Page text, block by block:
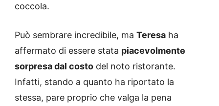
coccola.
Può sembrare incredibile, ma Teresa ha
affermato di essere stata piacevolmente
sorpresa dal costo del noto ristorante.
Infatti, stando a quanto ha riportato la
stessa, pare proprio che valga la pena